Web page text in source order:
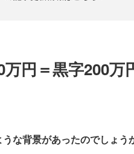
万円＝黒字200
背景があったのでしょう